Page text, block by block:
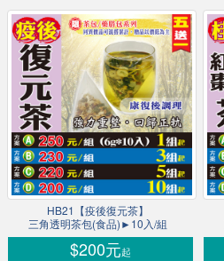
HB21【疫後復元茶】
三角透明茶包(食品)►10入/組
$200元起